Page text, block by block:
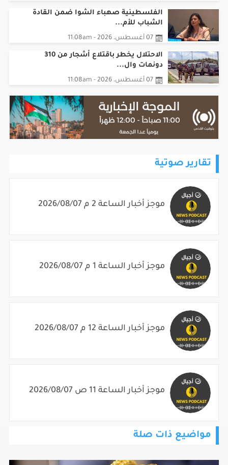
الفلسطينية صهباء الشوا ضمن القادة
الشباب للأم...
07 أغسطس، 2026 - 11:08am
الاحتلال يخطر باقتلاع أشجار من 310
دونمات وال...
07 أغسطس، 2026 - 11:08am
تقارير صوتية
موجز أخبار الساعة 2 م 2026/08/07
موجز أخبار الساعة 1 م 2026/08/07
موجز أخبار الساعة 12 م 2026/08/07
موجز أخبار الساعة 11 ص 2026/08/07
مواضيع ذات صلة